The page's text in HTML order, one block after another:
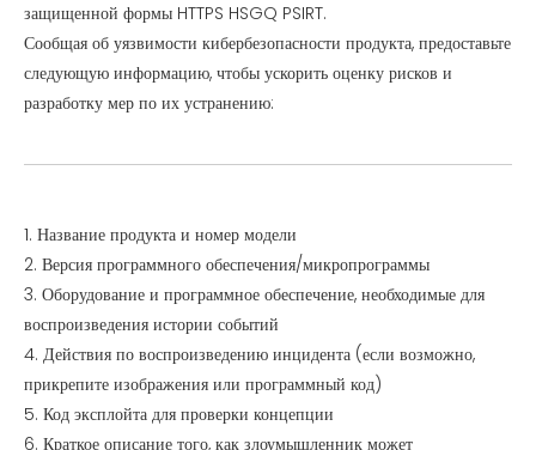
защищенной формы HTTPS HSGQ PSIRT.
Сообщая об уязвимости кибербезопасности продукта, предоставьте
следующую информацию, чтобы ускорить оценку рисков и
разработку мер по их устранению:
1. Название продукта и номер модели
2. Версия программного обеспечения/микропрограммы
3. Оборудование и программное обеспечение, необходимые для
воспроизведения истории событий
4. Действия по воспроизведению инцидента (если возможно,
прикрепите изображения или программный код)
5. Код эксплойта для проверки концепции
6. Краткое описание того, как злоумышленник может